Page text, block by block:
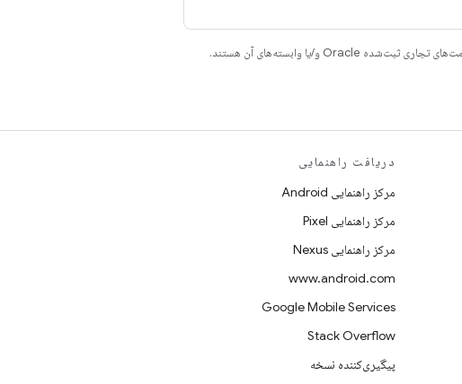
دریافت راهنمایی
مرکز راهنمایی Android
مرکز راهنمایی Pixel
مرکز راهنمایی Nexus
www.android.com
Google Mobile Services
Stack Overflow
پیگیری‌کننده نسخه